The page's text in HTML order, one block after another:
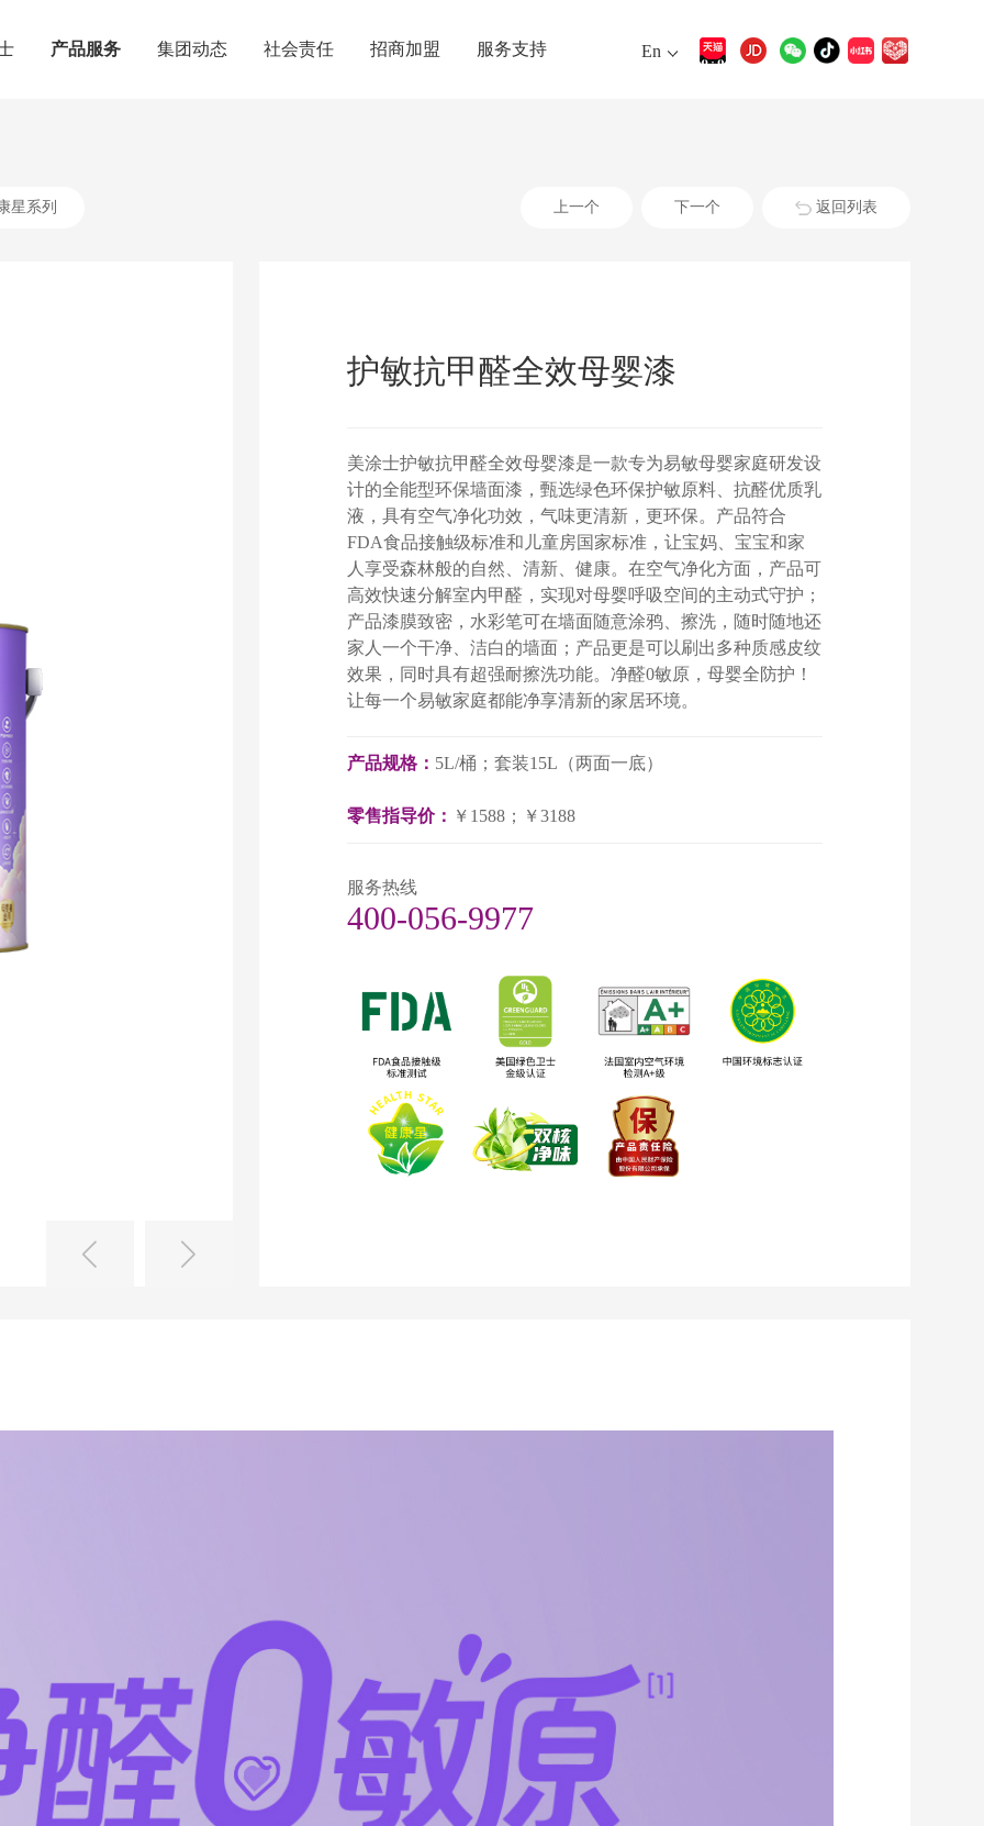
产品服务 集团动态 社会责任 招商加盟 服务支持 En
星系列 上一个 下一个 返回列表
护敏抗甲醛全效母婴漆
美涂士护敏抗甲醛全效母婴漆是一款专为易敏母婴家庭研发设
计的全能型环保墙面漆，甄选绿色环保护敏原料、抗醛优质乳
液，具有空气净化功效，气味更清新，更环保。产品符合
FDA食品接触级标准和儿童房国家标准，让宝妈、宝宝和家
人享受森林般的自然、清新、健康。在空气净化方面，产品可
高效快速分解室内甲醛，实现对母婴呼吸空间的主动式守护；
产品漆膜致密，水彩笔可在墙面随意涂鸦、擦洗，随时随地还
家人一个干净、洁白的墙面；产品更是可以刷出多种质感皮纹
效果，同时具有超强耐擦洗功能。净醛0敏原，母婴全防护！
让每一个易敏家庭都能净享清新的家居环境。
产品规格： 5L/桶；套装15L（两面一底）
零售指导价： ￥1588；￥3188
服务热线
400-056-9977